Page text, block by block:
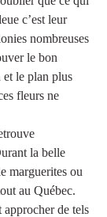
c’est leur
nombreuses
le bon
et le plan plus
fleurs ne
la belle
marguerites ou
au Québec.
de tels